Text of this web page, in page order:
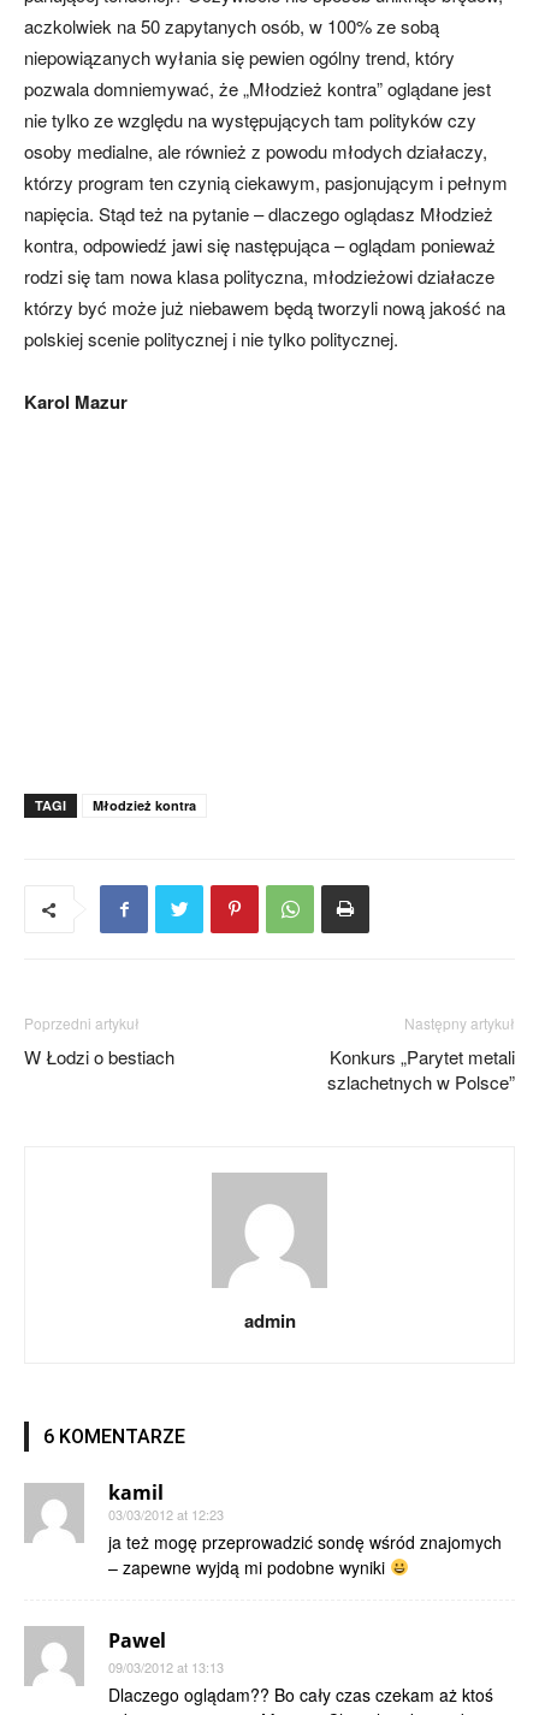
aczkolwiek na 50 zapytanych osób, w 100% ze sobą
niepowiązanych wyłania się pewien ogólny trend, który
pozwala domniemywać, że „Młodzież kontra” oglądane jest
nie tylko ze względu na występujących tam polityków czy
osoby medialne, ale również z powodu młodych działaczy,
którzy program ten czynią ciekawym, pasjonującym i pełnym
napięcia. Stąd też na pytanie – dlaczego oglądasz Młodzież
kontra, odpowiedź jawi się następująca – oglądam ponieważ
rodzi się tam nowa klasa polityczna, młodzieżowi działacze
którzy być może już niebawem będą tworzyli nową jakość na
polskiej scenie politycznej i nie tylko politycznej.
Karol Mazur
TAGI Młodzież kontra
Poprzedni artykuł
W Łodzi o bestiach
Następny artykuł
Konkurs „Parytet metali
szlachetnych w Polsce”
admin
6 KOMENTARZE
kamil
03/03/2012 at 12:23
ja też mogę przeprowadzić sondę wśród znajomych
– zapewne wyjdą mi podobne wyniki
Pawel
09/03/2012 at 13:13
Dlaczego oglądam?? Bo cały czas czekam aż ktoś